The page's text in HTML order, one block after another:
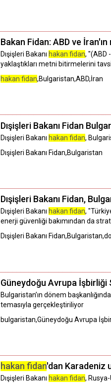
Bakan Fidan: ABD ve
Dışişleri Bakanı hakan fidan, "(ABD
yaklaştıkları metni bitirmelerini
hakan fidan,Bulgaristan,ABD,İran
Dışişleri Bakanı Fidan
Dışişleri Bakanı hakan fidan,
Dışişleri Bakanı Fidan,Bulgaristan
Dışişleri Bakanı Fidan,
Dışişleri Bakanı hakan fidan,
enerji güvenliği bakımından da
Dışişleri Bakanı
Güneydoğu Avrupa İşbirliği
Bulgaristan’ın dönem
temasıyla gerçekleştiriliyor
bulgaristan,Güneydoğu Avrupa
hakan fidan'dan Karadeniz
Dışişleri Bakanı hakan fidan,